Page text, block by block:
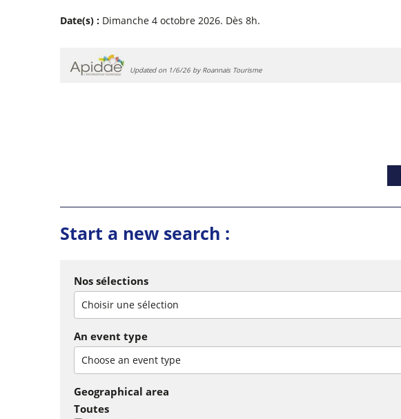
Date(s) : Dimanche 4 octobre 2026. Dès 8h.
Updated on 1/6/26 by Roannais Tourisme
Start a new search :
Nos sélections
Choisir une sélection
An event type
Choose an event type
Geographical area
Toutes